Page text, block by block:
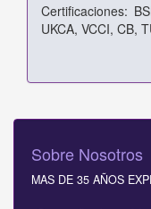
Certificaciones:
UKCA, VCCI, CB,
Sobre Nosotros
MAS DE 35 AÑOS